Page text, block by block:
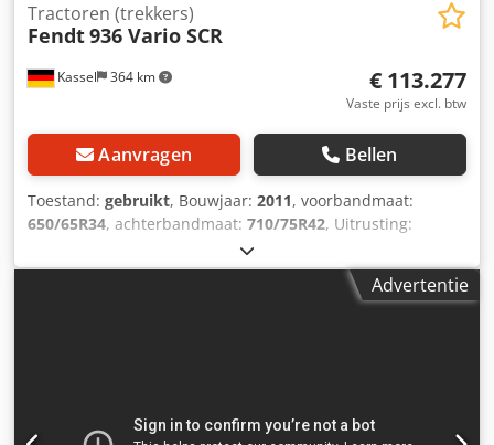
Kassel 364 km
Tractoren (trekkers)
Fendt936 Vario SCR
€ 113.277
Vaste prijs excl. btw
Aanvragen Bellen
Toestand: gebruikt, Bouwjaar: 2011, voorbandmaat:
650/65R34, achterbandmaat: 710/75R42, Uitrusting:
, Super comfortstoel Evolution,
belastingsgewicht achterwielen, terugloop achter /
Advertentie